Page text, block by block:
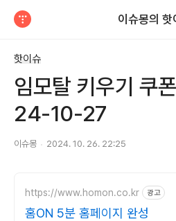
이슈몽의 핫
핫이슈
임모탈 키우기 쿠
24-10-27
이슈몽 2024. 10. 26. 22:25
https://www.homon.co.kr 광고
홈ON 5분 홈페이지 완성